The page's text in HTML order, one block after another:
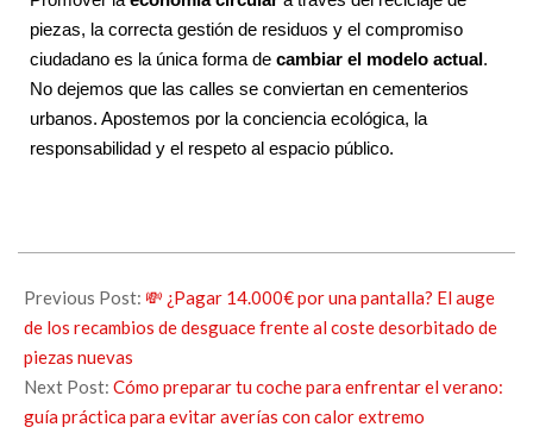
piezas, la correcta gestión de residuos y el compromiso
ciudadano es la única forma de cambiar el modelo actual.
No dejemos que las calles se conviertan en cementerios
urbanos. Apostemos por la conciencia ecológica, la
responsabilidad y el respeto al espacio público.
Previous Post: 💸 ¿Pagar 14.000€ por una pantalla? El auge
de los recambios de desguace frente al coste desorbitado de
piezas nuevas
Next Post: Cómo preparar tu coche para enfrentar el verano:
guía práctica para evitar averías con calor extremo